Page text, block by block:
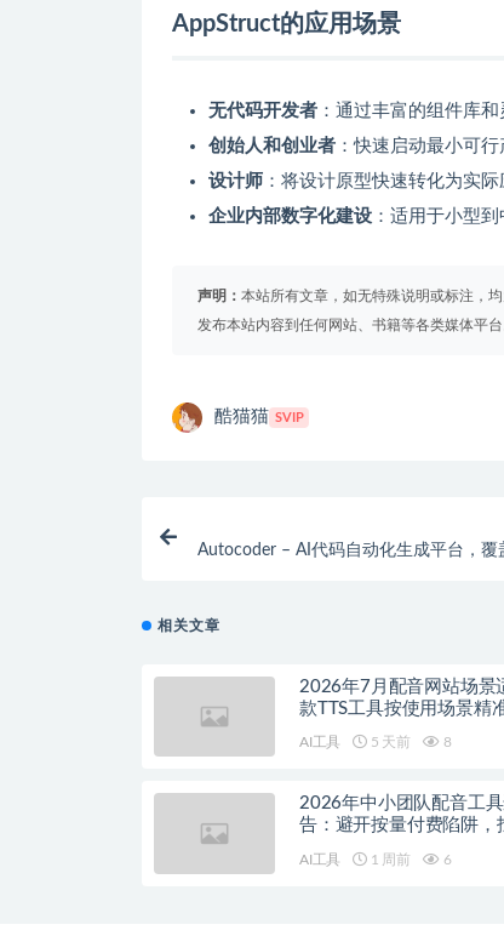
AppStruct的应用场景
无代码开发者 ：通过丰富的组件库
创始人和创业者 ：快速启动最小可
设计师 ：将设计原型快速转化为实
企业内部数字化建设 ：适用于小型
声明： 本站所有文章，如无特殊说明或标注，
发布本站内容到任何网站、书籍等各类媒体平
酷猫猫 SVIP
Autocoder – AI代码自动化生成平台，覆
相关文章
2026年7月配音网站场景
款TTS工具按使用场景精
AI工具 5 天前 8
2026年中小团队配音工
告：避开按量付费陷阱，
AI工具 1 周前 6